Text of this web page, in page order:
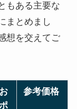
もある主要な
まとめまし
想を交えてご
参考価格